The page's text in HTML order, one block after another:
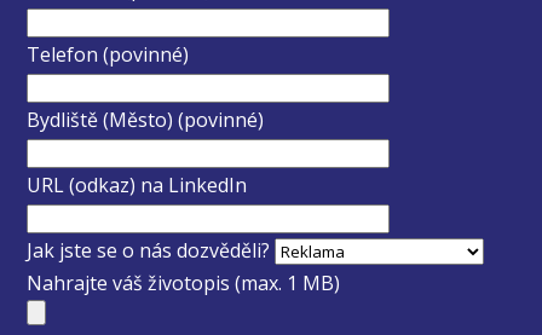
Telefon (povinné)
Bydliště (Město) (povinné)
URL (odkaz) na LinkedIn
Jak jste se o nás dozvěděli?
Nahrajte váš životopis (max. 1 MB)